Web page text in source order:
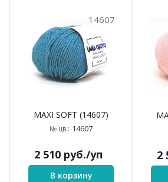
14607
MAXI SOFT (14607)
№ цв.: 14607
2 510руб./уп
В корзину
2